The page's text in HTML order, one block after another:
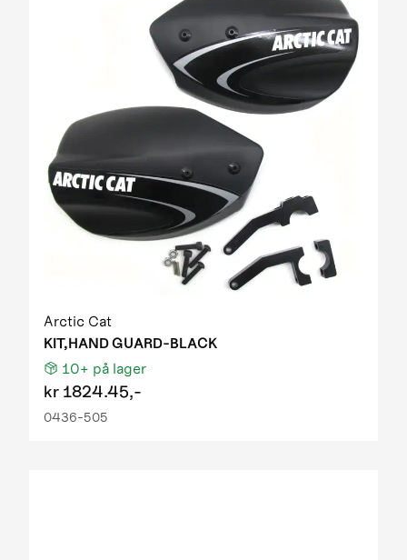
Arctic Cat
KIT,HAND GUARD-BLACK
10+ på lager
kr 1824.45,-
0436-505